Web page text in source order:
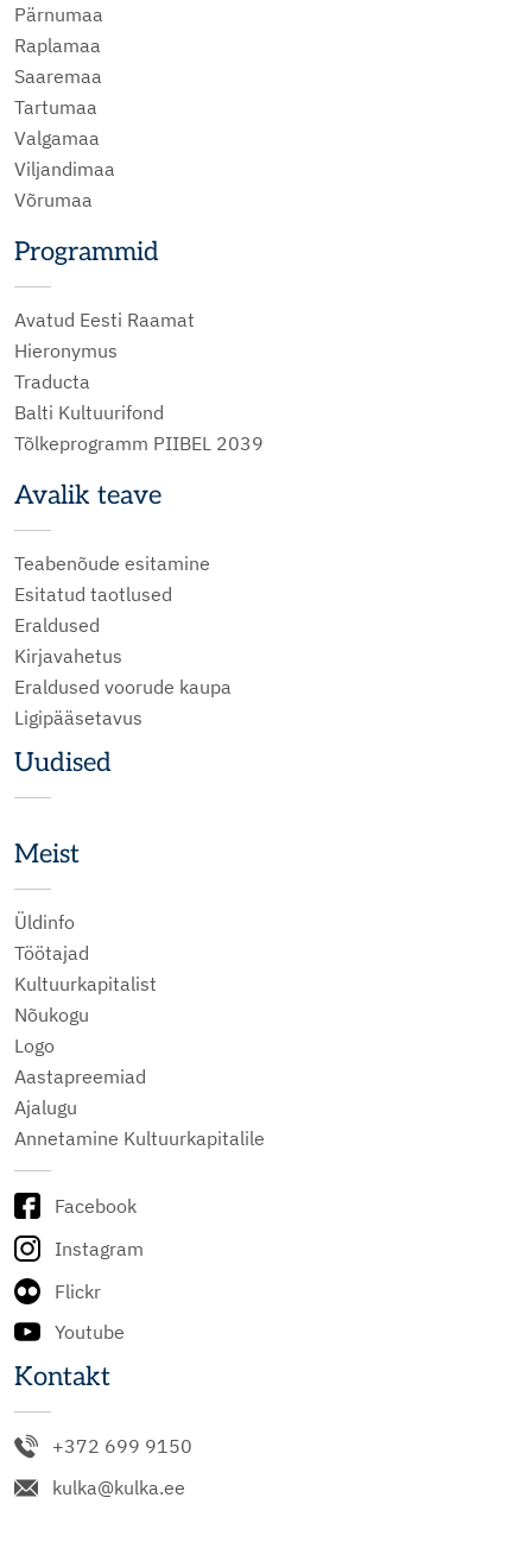
Pärnumaa
Raplamaa
Saaremaa
Tartumaa
Valgamaa
Viljandimaa
Võrumaa
Programmid
Avatud Eesti Raamat
Hieronymus
Traducta
Balti Kultuurifond
Tõlkeprogramm PIIBEL 2039
Avalik teave
Teabenõude esitamine
Esitatud taotlused
Eraldused
Kirjavahetus
Eraldused voorude kaupa
Ligipääsetavus
Uudised
Meist
Üldinfo
Töötajad
Kultuurkapitalist
Nõukogu
Logo
Aastapreemiad
Ajalugu
Annetamine Kultuurkapitalile
Facebook
Instagram
Flickr
Youtube
Kontakt
+372 699 9150
kulka@kulka.ee